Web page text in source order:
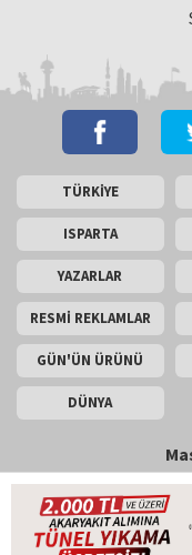
TÜRKİYE
ISPARTA
YAZARLAR
RESMİ REKLAMLAR
GÜN'ÜN ÜRÜNÜ
DÜNYA